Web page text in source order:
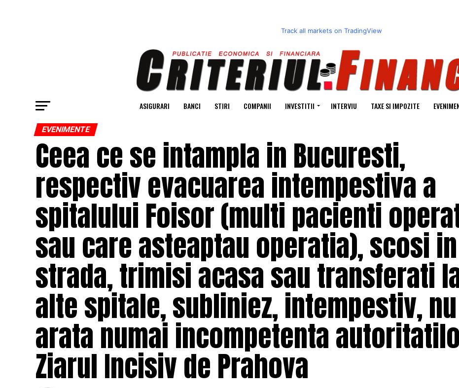
Track all markets on TradingView
ASIGURARI BANCI STIRI COMPANII INVESTITII INTERVIU TAXE SI IMPOZITE
EVENIMENTE
Ceea ce se intampla in Bucuresti,
respectiv evacuarea intempestiva a
spitalului Foisor (multi pacienti
sau care asteaptau operatia), scosi in
strada, trimisi acasa sau transferati
alte spitale, subliniez, intempestiv,
arata numai incompetenta
Ziarul Incisiv de Prahova